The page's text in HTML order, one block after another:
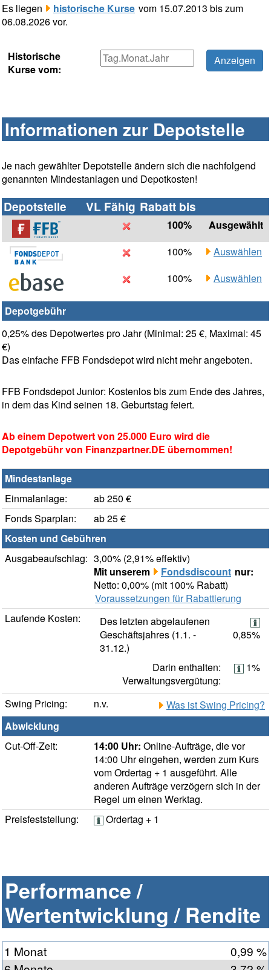
Es liegen
historische Kurse vom 15.07.2013 bis zum
06.08.2026 vor.
Historische
Kurse vom:
Informationen zur Depotstelle
Je nach gewählter Depotstelle ändern sich die nachfolgend
genannten Mindestanlagen und Depotkosten!
Depotstelle VL Fähig Rabatt bis
100%
Ausgewählt
100%
Auswählen
100%
Auswählen
Depotgebühr
0,25% des Depotwertes pro Jahr (Minimal: 25 €, Maximal: 45
€)
Das einfache FFB Fondsdepot wird nicht mehr angeboten.
FFB Fondsdepot Junior: Kostenlos bis zum Ende des Jahres,
in dem das Kind seinen 18. Geburtstag feiert.
Ab einem Depotwert von 25.000 Euro wird die
Depotgebühr von Finanzpartner.DE übernommen!
Mindestanlage
Einmalanlage:
ab 250 €
Fonds Sparplan:
ab 25 €
Kosten und Gebühren
Ausgabeaufschlag: 3,00% (2,91% effektiv)
Mit unserem
Fondsdiscount nur:
Netto: 0,00% (mit 100% Rabatt)
Voraussetzungen für Rabattierung
Laufende Kosten:
Des letzten abgelaufenen
Geschäftsjahres (1.1. -
31.12.)
0,85%
Darin enthalten:
Verwaltungsvergütung:
1%
Swing Pricing: n.v.
Was ist Swing Pricing?
Abwicklung
Cut-Off-Zeit:
14:00 Uhr: Online-Aufträge, die vor
14:00 Uhr eingehen, werden zum Kurs
vom Ordertag + 1 ausgeführt. Alle
anderen Aufträge verzögern sich in der
Regel um einen Werktag.
Preisfeststellung:
Ordertag + 1
Performance /
Wertentwicklung / Rendite
1 Monat
0,99 %